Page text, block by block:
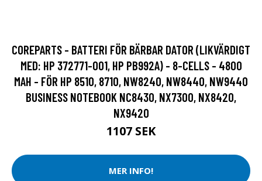
COREPARTS - BATTERI FÖR BÄRBAR DATOR (LIKVÄRDIGT
MED: HP 372771-001, HP PB992A) - 8-CELLS - 4800
MAH - FÖR HP 8510, 8710, NW8240, NW8440, NW9440
BUSINESS NOTEBOOK NC8430, NX7300, NX8420,
NX9420
1107 SEK
MER INFO!